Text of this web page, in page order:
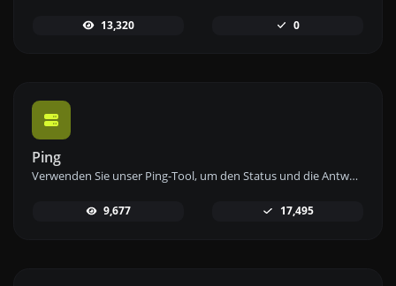
13,320 0
Ping
Verwenden Sie unser Ping-Tool, um den Status und die Antwortzeit einer beliebigen Website, eines Servers oder Ports schnell und effizient zu überprüfen.
9,677 17,495